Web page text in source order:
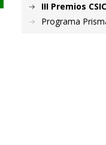
III Premios
Programa